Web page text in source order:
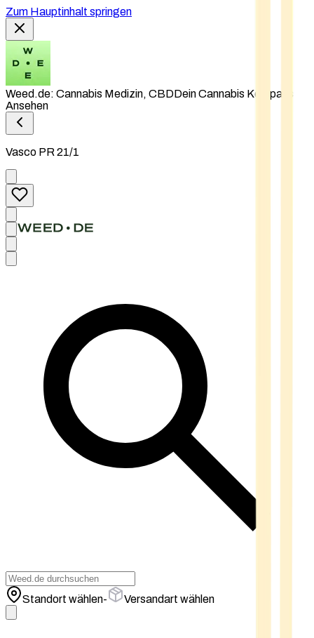
Zum Hauptinhalt springen
Weed.de: Cannabis Medizin, CBDDein Cannabis Kompass
Ansehen
Vasco PR 21/1
Standort wählen- Versandart wählen